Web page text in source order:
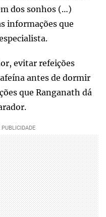
dos sonhos (…)
informações que
evitar refeições
antes de dormir
que Ranganath dá